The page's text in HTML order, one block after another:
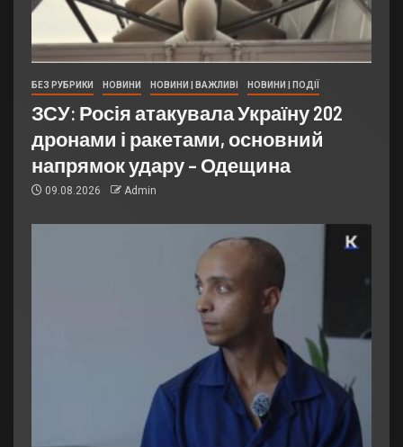
БЕЗ РУБРИКИ НОВИНИ НОВИНИ | ВАЖЛИВІ НОВИНИ | ПОДІЇ
ЗСУ: Росія атакувала Україну 202
дронами і ракетами, основний
напрямок удару – Одещина
09.08.2026 Admin